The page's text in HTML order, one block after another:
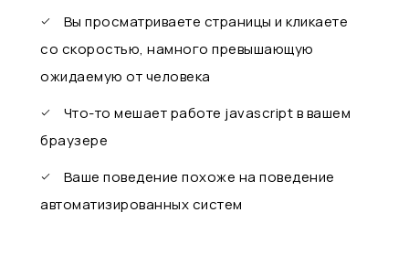
Вы просматриваете страницы и кликаете
со скоростью, намного превышающую
ожидаемую от человека
Что-то мешает работе javascript в вашем
браузере
Ваше поведение похоже на поведение
автоматизированных систем